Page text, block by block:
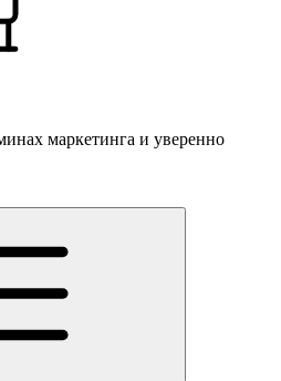
маркетинга и уверенно